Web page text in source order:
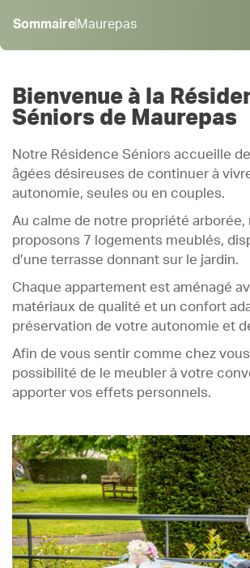
Sommaire Maurepas
Maurepas
Animations
Admission & tarifs
Actualités
Bienvenue à la
Séniors de Maurepas
Notre Résidence Séniors accueille
âgées désireuses de continuer à
autonomie, seules ou en couples.
Au calme de notre propriété arborée,
proposons 7 logements meublés,
d’une terrasse donnant sur le jardin.
Chaque appartement est aménagé
matériaux de qualité et un confort
préservation de votre autonomie et
Afin de vous sentir comme chez
possibilité de le meubler à votre
apporter vos effets personnels.